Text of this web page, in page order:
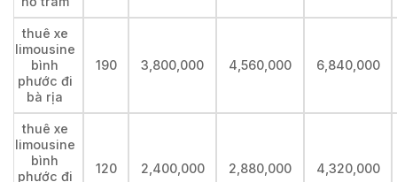
thuê xe
limousine
bình
phước đi
bà rịa
190 3,800,000 4,560,000 6,840,000
thuê xe
limousine
bình
phước đi
120 2,400,000 2,880,000 4,320,000